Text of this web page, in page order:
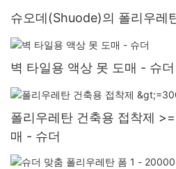
슈오데(Shuode)의 폴리우레
벽 타일용 액상 못 도매 - 슈더
폴리우레탄 건축용 접착제
매 - 슈더